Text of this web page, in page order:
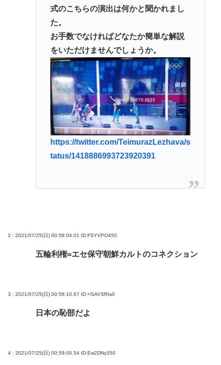
【注目】元ジャンポケ・斉藤慎二被告（43）に懲役7
年を求刑‼
【悲報】女さん、事故（全治4ヶ月半・車は廃車）で
ぶつけられた相手と付き合ってしまうwww
メンタリストDaiGo「SNS最大のデメリットは口を
開く価値がない奴が発信できるようになったこと」
【速報】NHKの性被害問題、性加害した番組出演者
が衝撃告白！
【消費減税】日本の社会保障、岐路に 財源5兆円見通
し立たず
【画像】アトリエファン「アトリエはエ口いゲーム
式のこちらの演出は何かと聞かれまし
た。
お手数でなければどなたか簡単な解説
をいただけませんでしょうか。
https://twitter.com/TeimurazLezhava/s
tatus/1418886993723920391
2 : 2021/07/25(日) 00:58:04.01 ID:FSYVPO450
五輪利権=エセ保守朝鮮カルトのコネクション
3 : 2021/07/25(日) 00:58:10.67 ID:+GAVSRIa0
日本の恥部だよ
4 : 2021/07/25(日) 00:59:00.54 ID:Ew2DNy350